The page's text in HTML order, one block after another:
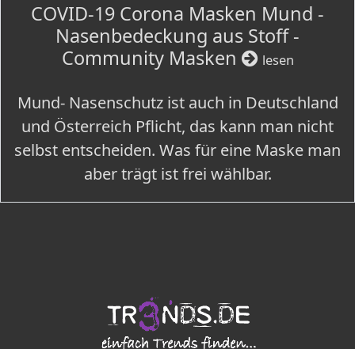
COVID-19 Corona Masken Mund -
Nasenbedeckung aus Stoff -
Community Masken
lesen
Mund- Nasenschutz ist auch in Deutschland
und Österreich Pflicht, das kann man nicht
selbst entscheiden. Was für eine Maske man
aber trägt ist frei wählbar.